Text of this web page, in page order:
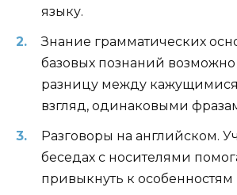
языку.
Знание грамматических
базовых познаний возможно
разницу между
взгляд, одинаковыми
Разговоры на английском.
беседах с носителями
привыкнуть к особенностям